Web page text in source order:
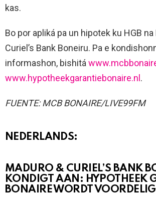
kas.
Bo por apliká pa un hipotek ku HGB
Curiel’s Bank Boneiru. Pa e
informashon, bishitá
www.hypotheekgarantiebonaire.nl.
FUENTE: MCB BONAIRE/LIVE99FM
NEDERLANDS:
MADURO & CURIEL’S BANK
KONDIGT AAN: HYPOTHEEK
BONAIRE WORDT